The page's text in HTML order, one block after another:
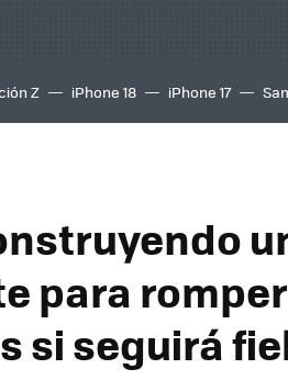
Z iPhone 18 iPhone 17
para
si seguirá